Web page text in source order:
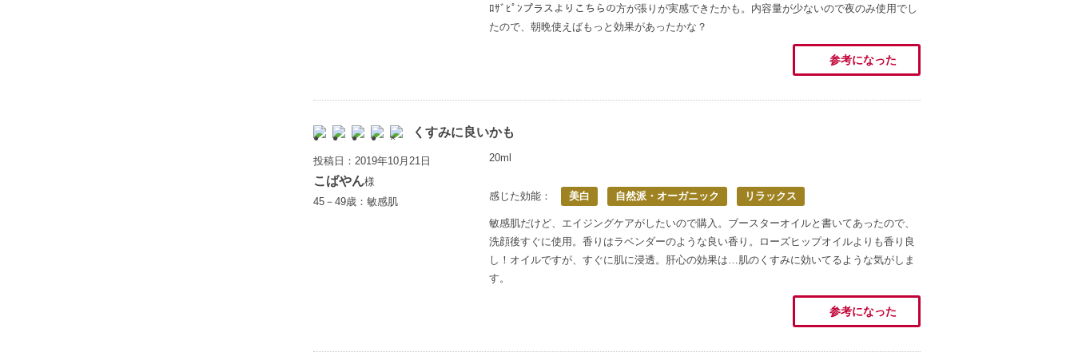
ﾛｻﾞﾋﾟﾝプラスよりこちらの方が張りが実感できたかも。内容量が少ないので夜のみ使用でし
たので、朝晩使えばもっと効果があったかな？
参考になった
くすみに良いかも
投稿日：2019年10月21日
こばやん様
45－49歳：敏感肌
20ml
感じた効能： 美白 自然派・オーガニック リラックス
敏感肌だけど、エイジングケアがしたいので購入。ブースターオイルと書いてあったので、
洗顔後すぐに使用。香りはラベンダーのような良い香り。ローズヒップオイルよりも香り良
し！オイルですが、すぐに肌に浸透。肝心の効果は…肌のくすみに効いてるような気がしま
す。
参考になった